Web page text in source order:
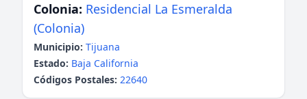
Colonia: Residencial La Esmeralda
(Colonia)
Municipio: Tijuana
Estado: Baja California
Códigos Postales: 22640